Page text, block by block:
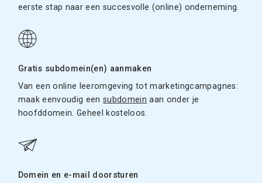
eerste stap naar een succesvolle (online) onderneming.
Gratis subdomein(en) aanmaken
Van een online leeromgeving tot marketingcampagnes:
maak eenvoudig eensubdomein aan onder je
hoofddomein. Geheel kosteloos.
Domein en e-mail doorsturen